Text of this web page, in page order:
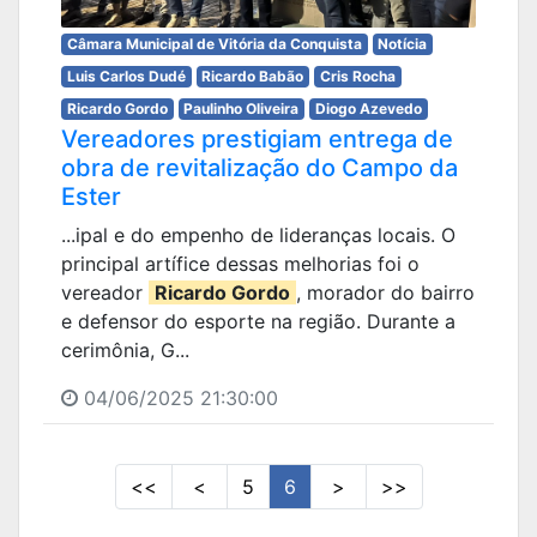
Câmara Municipal de Vitória da Conquista
Notícia
Luis Carlos Dudé
Ricardo Babão
Cris Rocha
Ricardo Gordo
Paulinho Oliveira Diogo Azevedo
Vereadores prestigiam entrega de
obra de revitalização do Campo da
Ester
...ipal e do empenho de lideranças locais. O
principal artífice dessas melhorias foi o
vereador Ricardo Gordo , morador do bairro
e defensor do esporte na região. Durante a
cerimônia, G...
04/06/2025 21:30:00
<< < 5 6 > >>